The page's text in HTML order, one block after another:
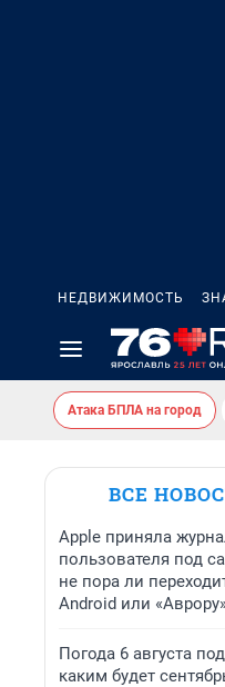
НЕДВИЖИМОСТЬ
Атака БПЛА на город
ВСЕ
Apple приняла
пользователя под
не пора ли
Android или
Погода 6 августа
каким будет